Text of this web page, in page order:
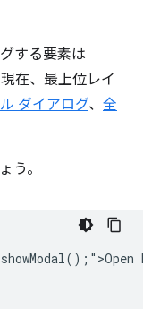
する要素は
在、最上位レイ
ダイアログ、 全
う。